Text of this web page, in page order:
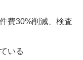
費30%削減、検査
いる